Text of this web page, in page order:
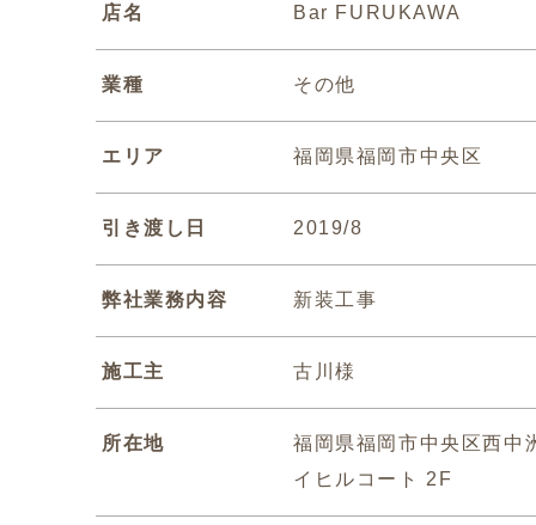
店名 Bar FURUKAWA
業種 その他
エリア 福岡県福岡市中央区
引き渡し日 2019/8
弊社業務内容 新装工事
施工主 古川様
所在地
福岡県福岡市中央区西中
イヒルコート 2F